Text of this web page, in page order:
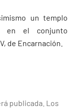
un templo
en el conjunto
de Encarnación.
publicada. Los